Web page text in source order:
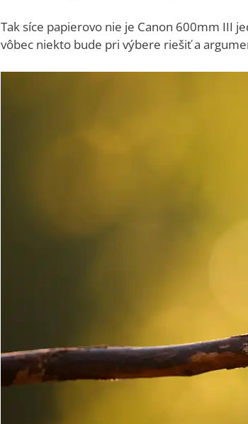
Tak síce papierovo nie je Canon 600mm III
vôbec niekto bude pri výbere riešiť a